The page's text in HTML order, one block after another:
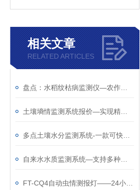
相关文章
RELATED ARTICLES